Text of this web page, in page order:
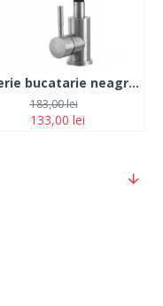
Baterie bucatarie neagra, otel Inoxidabil, pipa flexibila, monocomanda cauciucata, FLEKO FZXI-CD451
133,00 lei
183,00 lei